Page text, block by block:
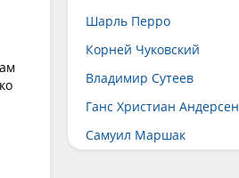
Шарль Перро
Корней Чуковский
Владимир Сутеев
Ганс Христиан Андерсен
Самуил Маршак